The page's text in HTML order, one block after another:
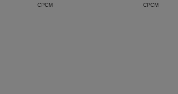
CPCM
CPCM